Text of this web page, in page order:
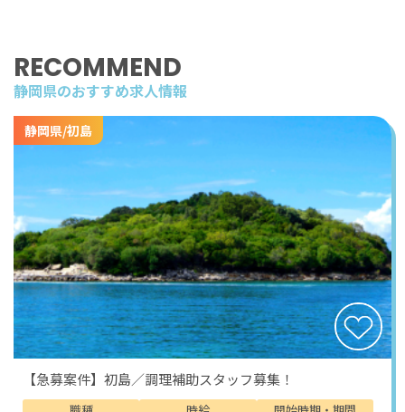
休日には、さまざまな観光スポットを巡る楽しみもあり
ます。ロープウェイに乗って高台へ向かえば、広大な相
模湾を一望することができ、空と海が溶け合うような景
色に出会えます。また、海岸線を歩きながら、ゆっくり
がらの散歩は、日々の疲れを癒し、心をリフレッシュさ
せてくれます。
歴史ある神社や文化施設も点在しており、自然と文化の
両方に触れることができます。木々に囲まれた静かな場
所で過ごす時間は、心を落ち着かせ、新しい発見をもた
らしてくれます。また、美術館では、自然と調和した空
間の中で芸術に触れることができ、感性を豊かにしてく
れます。こうした体験は、リゾートバイトをしながら生
活するからこそ、日常の一部として楽しむことができま
す。
RECOMMEND
静岡県のおすすめ求人情報
静岡県/初島
【急募案件】初島／調理補助スタッフ募集！